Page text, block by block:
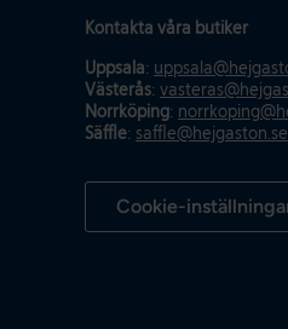
Kontakta våra butiker
Uppsala:
Västerås:
Norrköping:
Säffle: saffle@hejgaston.se
Cookie-